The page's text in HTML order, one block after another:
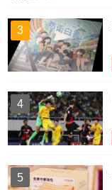
3
4
5